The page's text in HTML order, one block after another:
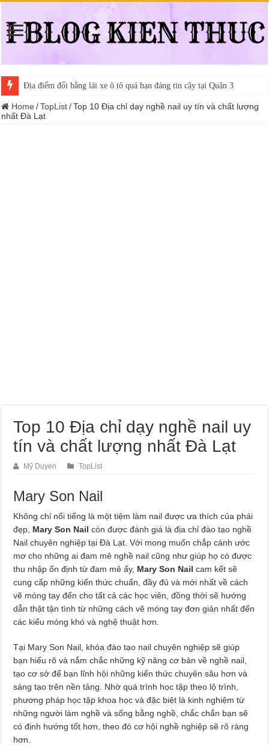
Địa điểm đổi bằng lái xe ô tô quá hạn đáng tin cậy tại Quận 3
Trung tâm nào học thi giấy phép lái xe hạng A (A2 cũ), A1 uy tín tại
Home / TopList / Top 10 Địa chỉ dạy nghề nail uy tín và chất lượng
nhất Đà Lạt
Top 10 Địa chỉ dạy nghề nail uy
tín và chất lượng nhất Đà Lạt
Mỹ Duyen TopList
Mary Son Nail
Không chỉ nổi tiếng là một tiệm làm nail được ưa thích của phái
đẹp, Mary Son Nail còn được đánh giá là địa chỉ đào tạo nghề
Nail chuyên nghiệp tại Đà Lạt. Với mong muốn chắp cánh ước
mơ cho những ai đam mê nghề nail cũng như giúp họ có được
thu nhập ổn định từ đam mê ấy, Mary Son Nailcam kết sẽ
cung cấp những kiến thức chuẩn, đầy đủ và mới nhất về cách
vẽ móng tay đến cho tất cả các học viên, đồng thời sẽ hướng
dẫn thật tận tình từ những cách vẽ móng tay đơn giản nhất đến
các kiểu móng khó và nghệ thuật hơn.
Tại Mary Son Nail, khóa đào tạo nail chuyên nghiệp sẽ giúp
bạn hiểu rõ và nắm chắc những kỹ năng cơ bản về nghề nail,
tạo cơ sở để bạn lĩnh hội những kiến thức chuyên sâu hơn và
sáng tạo trên nền tảng. Nhờ quá trình học tập theo lộ trình,
phương pháp học tập khoa học và đặc biệt là kinh nghiệm từ
những người làm nghề và sống bằng nghề, chắc chắn bạn sẽ
có định hướng tốt hơn, theo đó cơ hội nghề nghiệp sẽ rõ ràng
hơn.